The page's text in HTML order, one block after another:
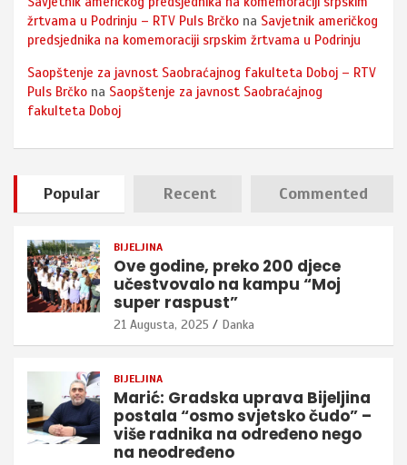
žrtvama u Podrinju – RTV Puls Brčko na Savjetnik američkog
predsjednika na komemoraciji srpskim žrtvama u Podrinju
Saopštenje za javnost Saobraćajnog fakulteta Doboj – RTV
Puls Brčko na Saopštenje za javnost Saobraćajnog
fakulteta Doboj
Popular Recent Commented
BIJELJINA
Ove godine, preko 200 djece
učestvovalo na kampu “Moj
super raspust”
21 Augusta, 2025 Danka
BIJELJINA
Marić: Gradska uprava Bijeljina
postala “osmo svjetsko čudo” –
više radnika na određeno nego
na neodređeno